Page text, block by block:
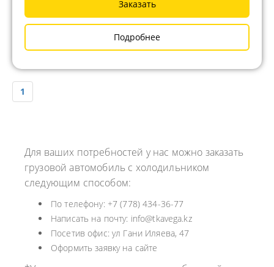
Заказать
Подробнее
1
Для ваших потребностей у нас можно заказать
грузовой автомобиль с холодильником
следующим способом:
По телефону: +7 (778) 434-36-77
Написать на почту: info@tkavega.kz
Посетив офис: ул Гани Иляева, 47
Оформить заявку на сайте